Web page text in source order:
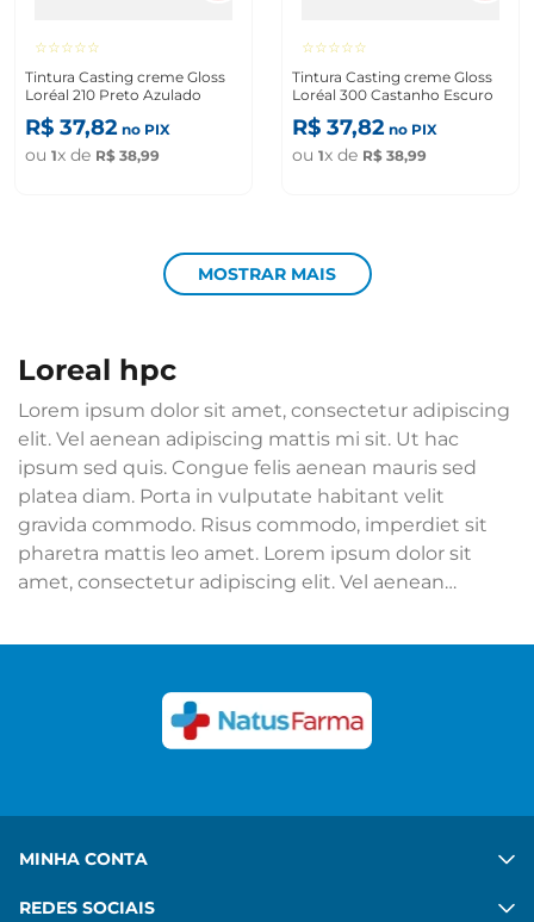
☆☆☆☆☆
Tintura Casting creme Gloss
Loréal 210 Preto Azulado
R$ 37,82 no PIX
ou 1x de R$ 38,99
☆☆☆☆☆
Tintura Casting creme Gloss
Loréal 300 Castanho Escuro
R$ 37,82 no PIX
ou 1x de R$ 38,99
MOSTRAR MAIS
loreal hpc
Lorem ipsum dolor sit amet, consectetur adipiscing
elit. Vel aenean adipiscing mattis mi sit. Ut hac
ipsum sed quis. Congue felis aenean mauris sed
platea diam. Porta in vulputate habitant velit
gravida commodo. Risus commodo, imperdiet sit
pharetra mattis leo amet. Lorem ipsum dolor sit
amet, consectetur adipiscing elit. Vel aenean
Congue felis aenean mauris sed platea diam. Porta
commodo, imperdiet sit pharetra mattis leo amet.
MINHA CONTA
REDES SOCIAIS